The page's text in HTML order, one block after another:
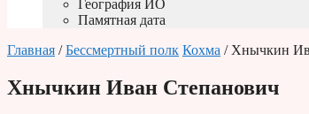
География ИО
Памятная дата
Главная /Бессмертный полк Кохма / Хнычкин
Хнычкин Иван Степанович